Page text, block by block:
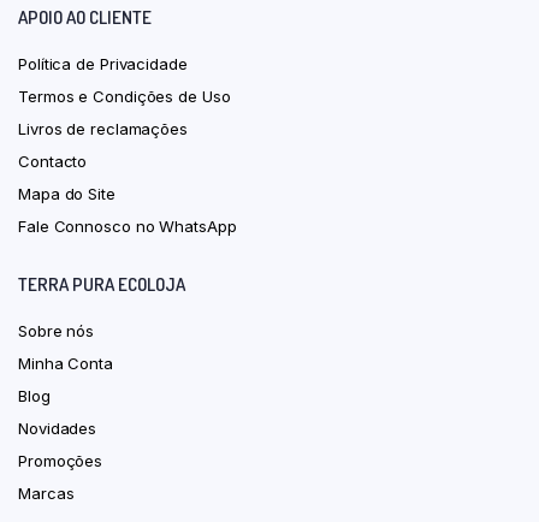
APOIO AO CLIENTE
Política de Privacidade
Termos e Condições de Uso
Livros de reclamações
Contacto
Mapa do Site
Fale Connosco no WhatsApp
TERRA PURA ECOLOJA
Sobre nós
Minha Conta
Blog
Novidades
Promoções
Marcas